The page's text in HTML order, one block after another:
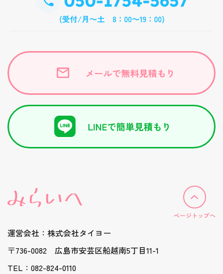
ページトップへ
運営会社：株式会社タイヨー
〒736-0082 広島市安芸区船越南5丁目11-1
TEL：082-824-0110